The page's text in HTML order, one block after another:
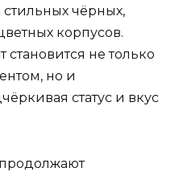
чёрных,
корпусов.
становится не только
но и
статус и вкус